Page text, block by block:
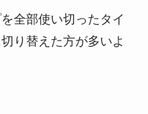
全部使い切ったタイ
り替えた方が多いよ